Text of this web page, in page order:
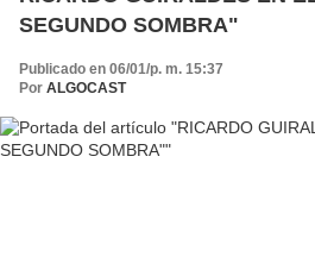
SEGUNDO SOMBRA"
Publicado en 06/01/p. m. 15:37
Por ALGOCAST